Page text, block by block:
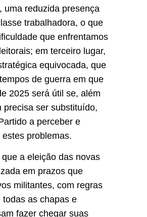
uma reduzida presença
trabalhadora, o que
que enfrentamos
em terceiro lugar,
equivocada, que
de guerra em que
2025 será útil se, além
precisa ser substituído,
a perceber e
estes problemas.
a eleição das novas
em prazos que
militantes, com regras
as chapas e
fazer chegar suas